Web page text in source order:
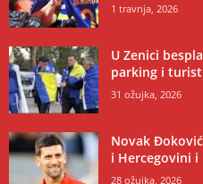
1 travnja, 2026
U Zenici
parking i
31 ožujka, 2026
Novak
i Hercegovini i
28 ožujka, 2026